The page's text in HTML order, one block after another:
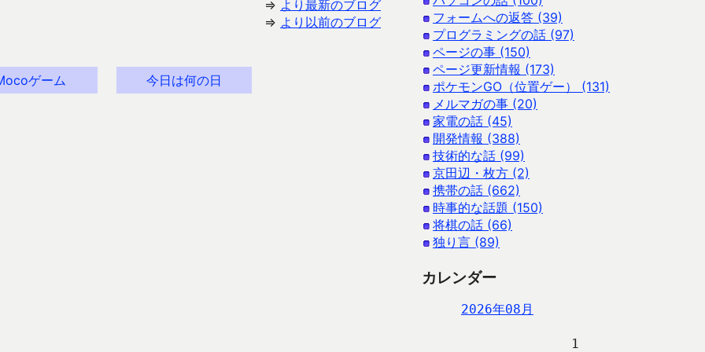
⇒ より最新のブログ
⇒ より以前のブログ
ゲーム 今日は何の日
フォームへの返答 (39)
プログラミングの話 (97)
ページの事 (150)
ページ更新情報 (173)
ポケモンGO（位置ゲー） (131)
メルマガの事 (20)
家電の話 (45)
開発情報 (388)
技術的な話 (99)
京田辺・枚方 (2)
携帯の話 (662)
時事的な話題 (150)
将棋の話 (66)
独り言 (89)
カレンダー
2026年08月
                   1